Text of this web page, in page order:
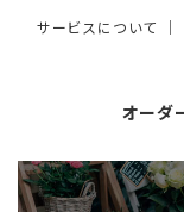
サービスについて ｜
オーダ